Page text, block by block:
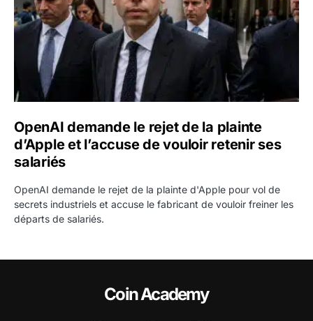
OpenAI demande le rejet de la plainte
d’Apple et l’accuse de vouloir retenir ses
salariés
OpenAI demande le rejet de la plainte d'Apple pour vol de
secrets industriels et accuse le fabricant de vouloir freiner les
départs de salariés.
Coin Academy